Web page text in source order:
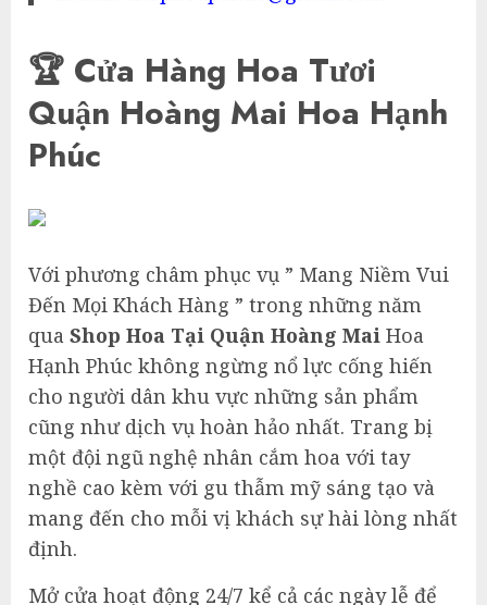
🏆 Cửa Hàng Hoa Tươi
Quận Hoàng Mai Hoa Hạnh
Phúc
Với phương châm phục vụ ” Mang Niềm Vui
Đến Mọi Khách Hàng ” trong những năm
qua Shop Hoa Tại Quận Hoàng Mai Hoa
Hạnh Phúc không ngừng nổ lực cống hiến
cho người dân khu vực những sản phẩm
cũng như dịch vụ hoàn hảo nhất. Trang bị
một đội ngũ nghệ nhân cắm hoa với tay
nghề cao kèm với gu thẫm mỹ sáng tạo và
mang đến cho mỗi vị khách sự hài lòng nhất
định.
Mở cửa hoạt động 24/7 kể cả các ngày lễ để